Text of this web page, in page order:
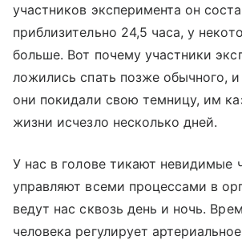
участников эксперимента он
приблизительно 24,5 часа, у
больше. Вот почему участники
ложились спать позже обычного, и
они покидали свою темницу, им
жизни исчезло несколько дней.
У нас в голове тикают невидимые
управляют всеми процессами в
ведут нас сквозь день и ночь.
человека регулирует